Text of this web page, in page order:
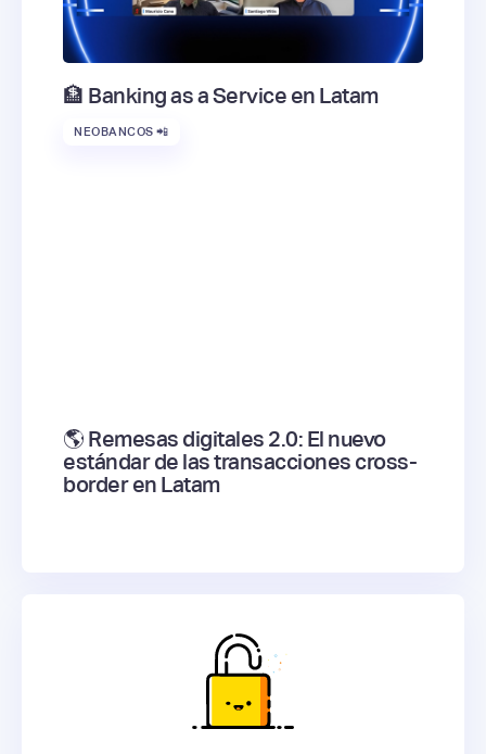
🏦 Banking as a Service en Latam
NEOBANCOS 📲
🌎 Remesas digitales 2.0: El nuevo
estándar de las transacciones cross-
border en Latam